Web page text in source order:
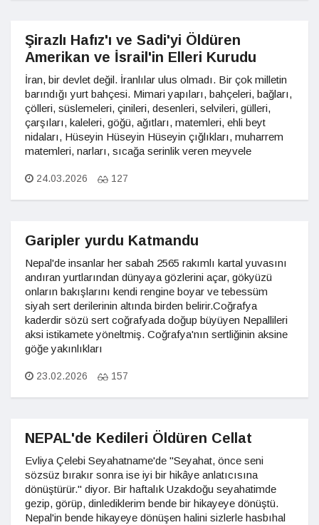
Şirazlı Hafız'ı ve Sadi'yi Öldüren
Amerikan ve İsrail'in Elleri Kurudu
İran, bir devlet değil. İranlılar ulus olmadı. Bir çok milletin
barındığı yurt bahçesi. Mimari yapıları, bahçeleri, bağları,
çölleri, süslemeleri, çinileri, desenleri, selvileri, gülleri,
çarşıları, kaleleri, göğü, ağıtları, matemleri, ehli beyt
nidaları, Hüseyin Hüseyin Hüseyin çığlıkları, muharrem
matemleri, narları, sıcağa serinlik veren meyvele
24.03.2026 127
Garipler yurdu Katmandu
Nepal'de insanlar her sabah 2565 rakımlı kartal yuvasını
andıran yurtlarından dünyaya gözlerini açar, gökyüzü
onların bakışlarını kendi rengine boyar ve tebessüm
siyah sert derilerinin altında birden belirir.Coğrafya
kaderdir sözü sert coğrafyada doğup büyüyen Nepallileri
aksi istikamete yöneltmiş. Coğrafya'nın sertliğinin aksine
göğe yakınlıkları
23.02.2026 157
NEPAL'de Kedileri Öldüren Cellat
Evliya Çelebi Seyahatname'de "Seyahat, önce seni
sözsüz bırakır sonra ise iyi bir hikâye anlatıcısına
dönüştürür." diyor. Bir haftalık Uzakdoğu seyahatimde
gezip, görüp, dinlediklerim bende bir hikayeye dönüştü.
Nepal'in bende hikayeye dönüşen halini sizlerle hasbıhal